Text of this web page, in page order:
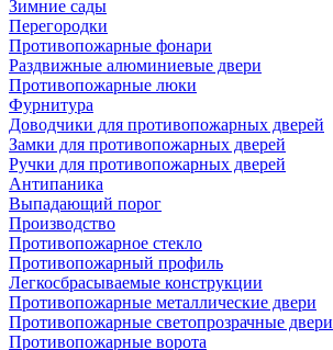
Зимние сады
Перегородки
Противопожарные фонари
Раздвижные алюминиевые двери
Противопожарные люки
Фурнитура
Доводчики для противопожарных дверей
Замки для противопожарных дверей
Ручки для противопожарных дверей
Антипаника
Выпадающий порог
Производство
Противопожарное стекло
Противопожарный профиль
Легкосбрасываемые конструкции
Противопожарные металлические двери
Противопожарные светопрозрачные двери
Противопожарные ворота